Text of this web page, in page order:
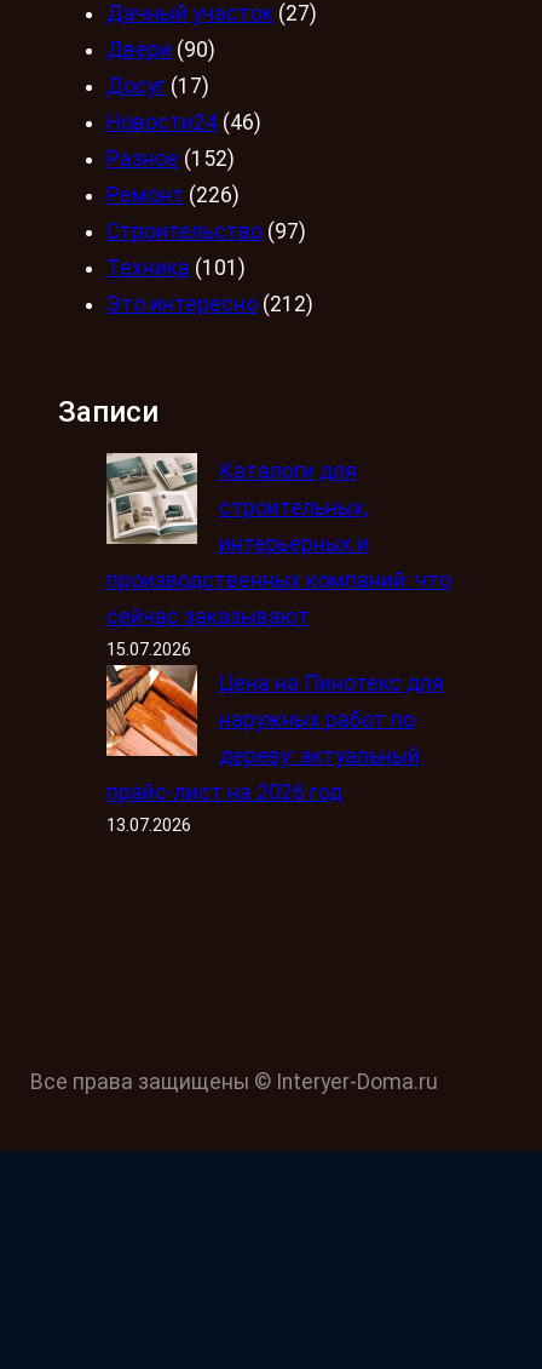
Дачный участок (27)
Двери (90)
Досуг (17)
Новости24 (46)
Разное (152)
Ремонт (226)
Строительство (97)
Техника (101)
Это интересно (212)
Записи
Каталоги для
строительных,
интерьерных и
производственных компаний: что
сейчас заказывают
15.07.2026
Цена на Пинотекс для
наружных работ по
дереву: актуальный
прайс-лист на 2026 год
13.07.2026
Все права защищены © Interyer-Doma.ru